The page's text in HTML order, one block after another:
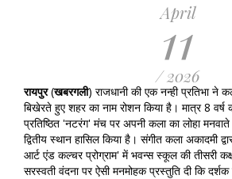
April
11
/ 2026
रायपुर(खबरगली) राजधानी की एक नन्ही प्रतिभा ने
बिखेरते हुए शहर का नाम रोशन किया है। मात्र 8 वर्ष
प्रतिष्ठित 'नटरंग' मंच पर अपनी कला का लोहा
द्वितीय स्थान हासिल किया है। संगीत कला अकादमी
आर्ट एंड कल्चर प्रोग्राम' में भवन्स स्कूल की तीसरी
सरस्वती वंदना पर ऐसी मनमोहक प्रस्तुति दी कि दर्शक